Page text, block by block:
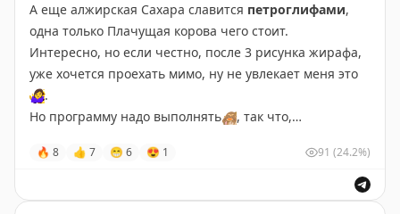
А еще алжирская Сахара славится петроглифами,
одна только Плачущая корова чего стоит.
Интересно, но если честно, после 3 рисунка жирафа,
уже хочется проехать мимо, ну не увлекает меня это
🤷‍♀️.
Но программу надо выполнять🙈, так что,
закаменелые растения, ловите)
А еще верблюд и дикий арбуз—есть его нельзя, а вот
мелкими плодами мальчики, вместо мячика играли,
🔥 8 👍 7 😁 6 😍 1 91 (24.2%)